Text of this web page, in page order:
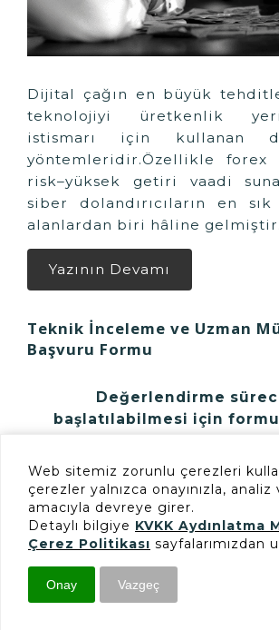
Dijital çağın en büyük
teknolojiyi üretkenlik
istismarı için kullanan
yöntemleridir.Özellikle forex
risk–yüksek getiri vaadi
siber dolandırıcıların en
alanlardan biri hâline gelmiştir.
Yazının Devamı
Teknik İnceleme ve Uzman
Başvuru Formu
Değerlendirme
başlatılabilmesi için
öncesinde yalnızca
çerçevesi
Adınız Soyadınız *
Telefon Numaranız *
Web sitemiz zorunlu çerezleri
çerezler yalnızca onayınızla,
amacıyla devreye girer.
Detaylı bilgiye KVKK Aydınlatma
Çerez Politikası sayfalarımızdan
Onay Vazgeç